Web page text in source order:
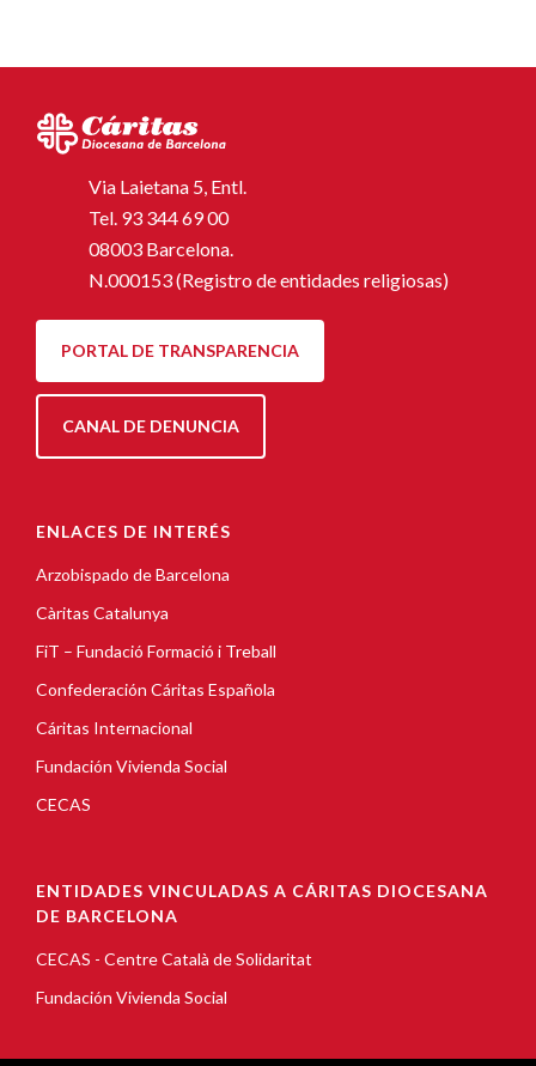
Via Laietana 5, Entl.
Tel. 93 344 69 00
08003 Barcelona.
N.000153 (Registro de entidades religiosas)
PORTAL DE TRANSPARENCIA
CANAL DE DENUNCIA
ENLACES DE INTERÉS
Arzobispado de Barcelona
Càritas Catalunya
FiT – Fundació Formació i Treball
Confederación Cáritas Española
Cáritas Internacional
Fundación Vivienda Social
CECAS
ENTIDADES VINCULADAS A CÁRITAS DIOCESANA
DE BARCELONA
CECAS - Centre Català de Solidaritat
Fundación Vivienda Social